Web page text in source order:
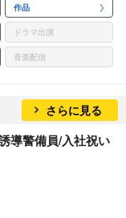
作品
ドラマ出演
音楽配信
さらに見る
導警備員/入社祝い